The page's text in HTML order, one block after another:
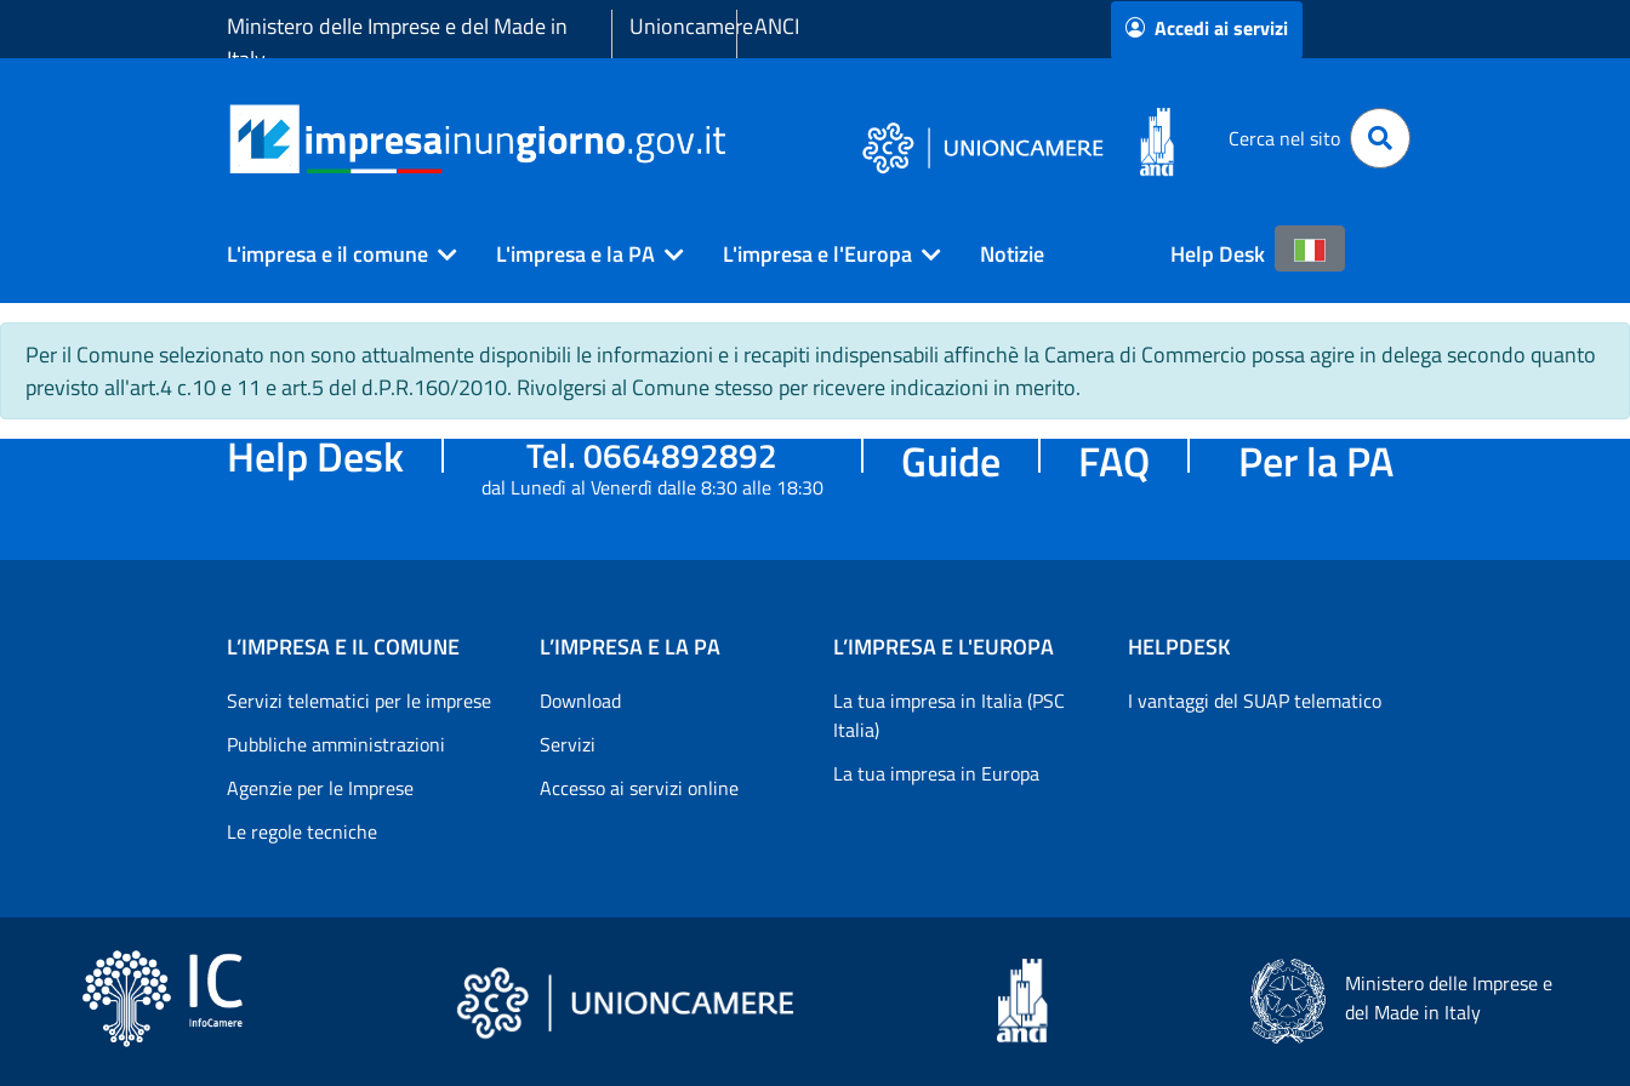
Ministero delle Imprese e del Made in
Italy
UnioncamereANCI Accedi ai servizi
Cerca nel sito
L'impresa e il comune L'impresa e la PA L'impresa e l'Europa Notizie Help Desk
Per il Comune selezionato non sono attualmente disponibili le informazioni e i recapiti indispensabili affinchè la Camera di Commercio possa agire in delega secondo quanto
previsto all'art.4 c.10 e 11 e art.5 del d.P.R.160/2010. Rivolgersi al Comune stesso per ricevere indicazioni in merito.
Help Desk Tel. 0664892892
dal Lunedì al Venerdì dalle 8:30 alle 18:30 Guide FAQ Per la PA
L’IMPRESA E IL COMUNE
Servizi telematici per le imprese
Pubbliche amministrazioni
Agenzie per le Imprese
Le regole tecniche
L’IMPRESA E LA PA
Download
Servizi
Accesso ai servizi online
L’IMPRESA E L'EUROPA
La tua impresa in Italia (PSC
Italia)
La tua impresa in Europa
HELPDESK
I vantaggi del SUAP telematico
Ministero delle Imprese e
del Made in Italy